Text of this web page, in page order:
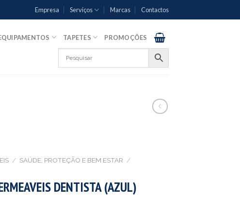
Empresa Serviços Marcas Contactos
TAPETES PROMOÇÕES
/ SAÚDE, PROTEÇÃO E BEM ESTAR /
DENTISTA (AZUL)